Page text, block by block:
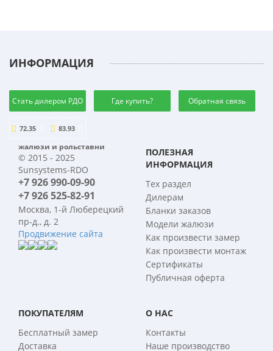
ИНФОРМАЦИЯ
Стать дилером РДО Где купить? Обратная связь
72.35 83.93
жалюзи и рольставни
© 2015 - 2025
Sunsystems-RDO
+7 926 990-09-90
+7 926 525-82-91
Москва, 1-й Люберецкий
пр-д., д. 2
Продвижение сайта
ПОЛЕЗНАЯ
ИНФОРМАЦИЯ
Тех раздел
Дилерам
Бланки заказов
Модели жалюзи
Как произвести замер
Как произвести монтаж
Сертификаты
Публичная оферта
ПОКУПАТЕЛЯМ
Бесплатный замер
Доставка
О НАС
Контакты
Наше производство